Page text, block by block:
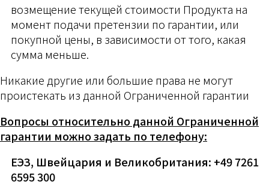
возмещение текущей стоимости Продукта на
момент подачи претензии по гарантии, или
покупной цены, в зависимости от того, какая
сумма меньше.
Никакие другие или большие права не могут
проистекать из данной Ограниченной гарантии
Вопросы относительно данной Ограниченной
гарантии можно задать по телефону:
ЕЭЗ, Швейцария и Великобритания: +49 7261
6595 300